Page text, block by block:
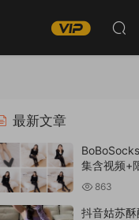
最新文章
集含视频+
续更新]
863
抖音姑苏